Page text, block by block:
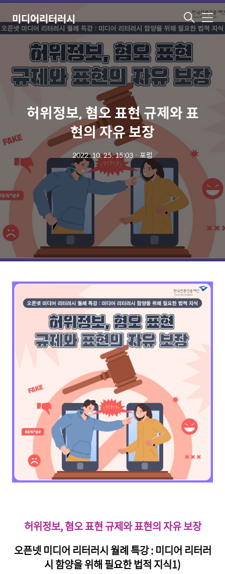
미디어리터러시 메
뉴
허위정보, 혐오 표현 규제와 표
현의 자유 보장
2022. 10. 25. 15:03 ㆍ 포럼
허위정보, 혐오 표현 규제와 표현의 자유 보장
오픈넷 미디어 리터러시 월례 특강 : 미디어 리터러
시 함양을 위해 필요한 법적 지식1)